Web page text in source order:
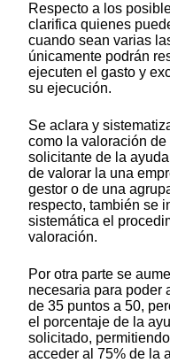
Respecto a los
clarifica quienes
cuando sean varias
únicamente podrán
ejecuten el gasto y
su ejecución.
Se aclara y
como la valoración
solicitante de la
de valorar la una
gestor o de una
respecto, también se
sistemática el
valoración.
Por otra parte se
necesaria para poder
de 35 puntos a 50,
el porcentaje de la
solicitado,
acceder al 75% de la